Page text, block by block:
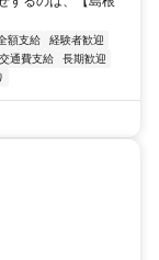
額支給
経験者歓迎
交通費支給
長期歓迎